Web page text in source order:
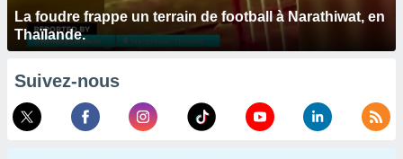
La foudre frappe un terrain de football à Narathiwat, en
Thaïlande.
Suivez-nous